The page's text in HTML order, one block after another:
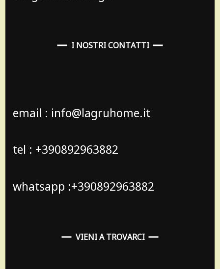
I NOSTRI CONTATTI
email : info@lagruhome.it
tel : +390892963882
whatsapp :+390892963882
VIENI A TROVARCI